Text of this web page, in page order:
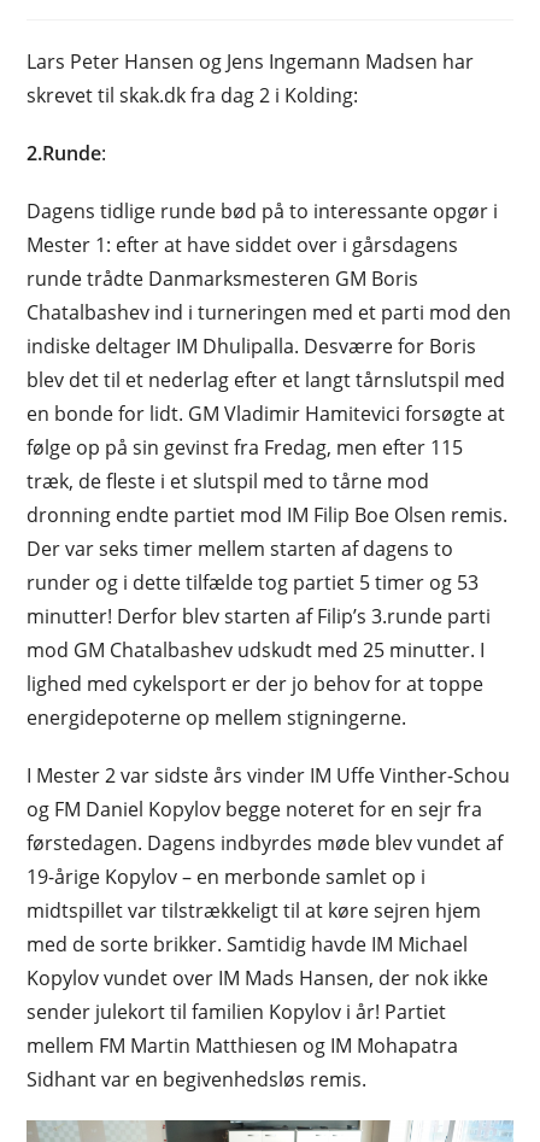
Lars Peter Hansen og Jens Ingemann Madsen har
skrevet til skak.dk fra dag 2 i Kolding:
2.Runde:
Dagens tidlige runde bød på to interessante opgør i
Mester 1: efter at have siddet over i gårsdagens
runde trådte Danmarksmesteren GM Boris
Chatalbashev ind i turneringen med et parti mod den
indiske deltager IM Dhulipalla. Desværre for Boris
blev det til et nederlag efter et langt tårnslutspil med
en bonde for lidt. GM Vladimir Hamitevici forsøgte at
følge op på sin gevinst fra Fredag, men efter 115
træk, de fleste i et slutspil med to tårne mod
dronning endte partiet mod IM Filip Boe Olsen remis.
Der var seks timer mellem starten af dagens to
runder og i dette tilfælde tog partiet 5 timer og 53
minutter! Derfor blev starten af Filip’s 3.runde parti
mod GM Chatalbashev udskudt med 25 minutter. I
lighed med cykelsport er der jo behov for at toppe
energidepoterne op mellem stigningerne.
I Mester 2 var sidste års vinder IM Uffe Vinther-Schou
og FM Daniel Kopylov begge noteret for en sejr fra
førstedagen. Dagens indbyrdes møde blev vundet af
19-årige Kopylov – en merbonde samlet op i
midtspillet var tilstrækkeligt til at køre sejren hjem
med de sorte brikker. Samtidig havde IM Michael
Kopylov vundet over IM Mads Hansen, der nok ikke
sender julekort til familien Kopylov i år! Partiet
mellem FM Martin Matthiesen og IM Mohapatra
Sidhant var en begivenhedsløs remis.